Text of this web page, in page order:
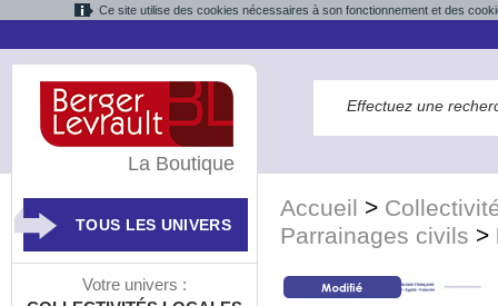
Ce site utilise des cookies nécessaires à son fonctionnement et des
Accueil >
Parrainages civils >
La Boutique
TOUS LES UNIVERS
Votre univers :